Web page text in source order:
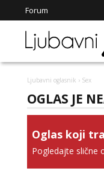
Forum
Ljubavni oglasnik › Sex
OGLAS JE
Oglas koji
Pogledajte slične